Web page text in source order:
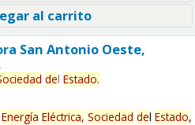
al carrito
San Antonio Oeste,
del Estado.
Energía Eléctrica, Sociedad del Estado,